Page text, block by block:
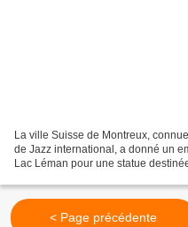
La ville Suisse de Montreux,
de Jazz international, a donné un
Lac Léman pour une statue
< Page précédente